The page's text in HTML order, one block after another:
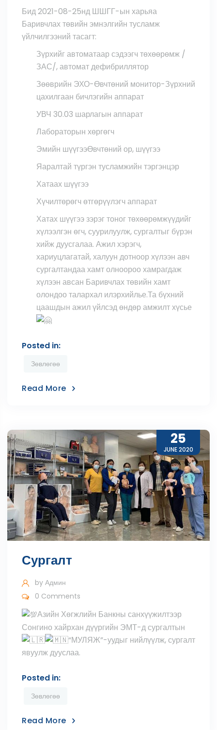
Бид 2021-08-25нд ШШГГ-ын харьяа
Баривчлах төвийн эмнэлгийн тусламж
үйлчилгээний тасагт:
Зүрхийг автоматаар сэдээгч төхөөрөмж /
ЗАС/, автомат дефибриллятор
Зөөврийн ЭХО-Өвчтөний монитор-Зүрхний
цахилгаан бичлэгийн аппарат
УВЧ 30.03 шарлагын аппарат
Лабораторын хөргөгч
Эмийн шүүгээӨвчтөний ор, шүүгээ
Яаралтай түргэн тусламжийн тэргэнцэр
Хатаах шүүгээ
Хүчилтөрөгч өтгөрүүлэгч аппарат
Хатах шүүгээ зэрэг тоног төхөөрөмжүүдийг
хүлээлгэн өгч, суурилуулж, сургалтыг бүрэн
хийж дуусгалаа. Ажил хэрэгч,
хариуцлагатай, халуун дотноор хүлээн авч
сургалтандаа хамт олноороо хамрагдаж
хүлээн авсан Баривчлах төвийн хамт
олондоо талархал илэрхийлье.Та бүхний
цаашдын ажил үйлсэд өндөр амжилт хүсье
Posted in:
Зөвлөгөө
Read More
25
JUNE 2020
Сургалт
by Админ
0 Comments
Азийн Хөгжлийн Банкны санхүүжилтээр
Сонгино хайрхан дүүргийн ЭМТ-д сургалтын
“МУЛЯЖ”-уудыг нийлүүлж, сургалт
явуулж дууслаа.
Posted in:
Зөвлөгөө
Read More